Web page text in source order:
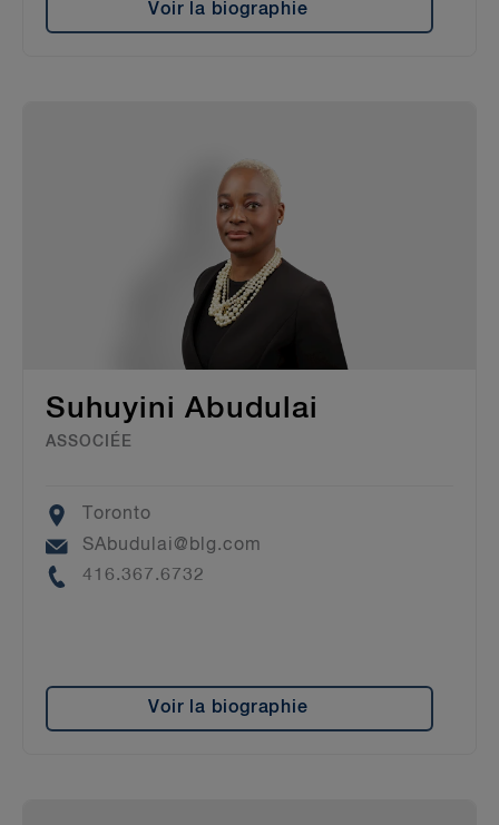
Voir la biographie
Suhuyini Abudulai
ASSOCIÉE
Location
Toronto
Email
SAbudulai@blg.com
Phone
416.367.6732
Voir la biographie